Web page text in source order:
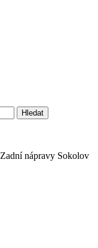
Hledat
Zadní nápravy Sokolov